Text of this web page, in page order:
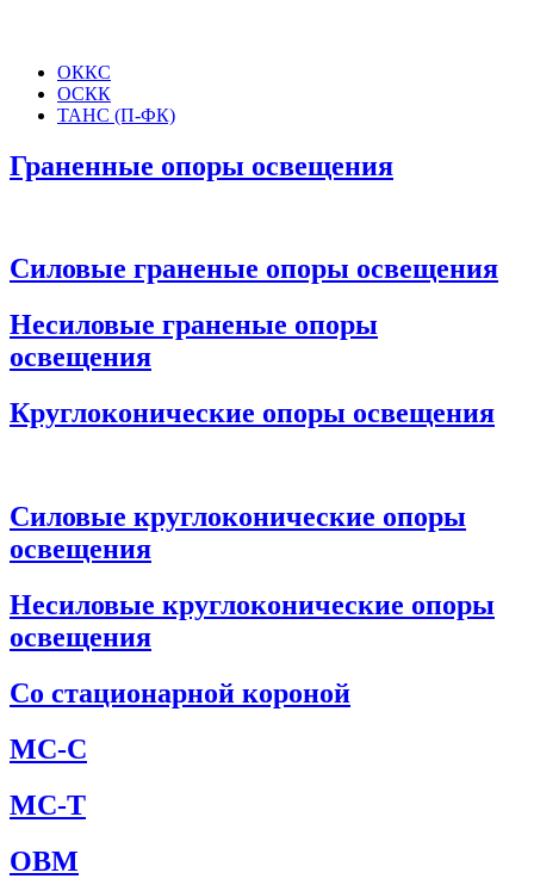
ОККС
ОСКК
ТАНС (П-ФК)
Граненные опоры освещения
Силовые граненые опоры освещения
Несиловые граненые опоры
освещения
Круглоконические опоры освещения
Силовые круглоконические опоры
освещения
Несиловые круглоконические опоры
освещения
Со стационарной короной
МС-С
МС-Т
ОВМ